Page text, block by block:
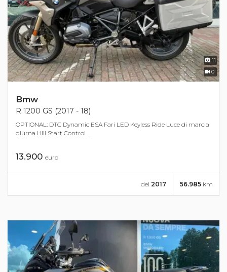
11
0
Bmw
R 1200 GS (2017 - 18)
OPTIONAL: DTC Dynamic ESA Fari LED Keyless Ride Luce di marcia
diurna Hill Start Control ...
13.900 euro
56.985 km
del 2017